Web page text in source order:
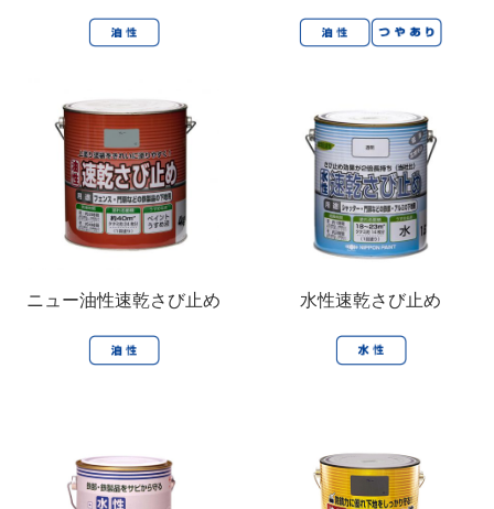
ニュー油性速乾さび止め 水性速乾さび止め